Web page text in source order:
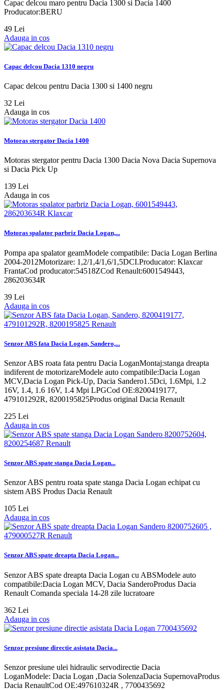
Capac delcou maro pentru Dacia 1300 si Dacia 1400
Producator:BERU
49 Lei
Adauga in cos
Capac delcou Dacia 1310 negru
Capac delcou pentru Dacia 1300 si 1400 negru
32 Lei
Adauga in cos
Motoras stergator Dacia 1400
Motoras stergator pentru Dacia 1300 Dacia Nova Dacia Supernova
si Dacia Pick Up
139 Lei
Adauga in cos
Motoras spalator parbriz Dacia Logan,...
Pompa apa spalator geamModele compatibile: Dacia Logan Berlina
2004-2012Motorizare: 1,2/1,4/1,6/1,5DCI.Producator: Klaxcar
FrantaCod producator:54518ZCod Renault:6001549443,
286203634R
39 Lei
Adauga in cos
Senzor ABS fata Dacia Logan, Sandero,...
Senzor ABS roata fata pentru Dacia LoganMontaj:stanga dreapta
indiferent de motorizareModele auto compatibile:Dacia Logan
MCV,Dacia Logan Pick-Up, Dacia Sandero1.5Dci, 1.6Mpi, 1.2
16V, 1.4, 1.6 16V, 1.4 Mpi LPGCod OE:8200419177,
479101292R, 8200195825Produs original Dacia Renault
225 Lei
Adauga in cos
Senzor ABS spate stanga Dacia Logan...
Senzor ABS pentru roata spate stanga Dacia Logan echipat cu
sistem ABS Produs Dacia Renault
105 Lei
Adauga in cos
Senzor ABS spate dreapta Dacia Logan...
Senzor ABS spate dreapta Dacia Logan cu ABSModele auto
compatibile:Dacia Logan MCV, Dacia SanderoProdus Dacia
Renault Comanda speciala 14-28 zile lucratoare
362 Lei
Adauga in cos
Senzor presiune directie asistata Dacia...
Senzor presiune ulei hidraulic servodirectie Dacia
LoganModele: Dacia Logan ,Dacia SolenzaDacia SupernovaProdus
Dacia RenaultCod OE:497610324R , 7700435692